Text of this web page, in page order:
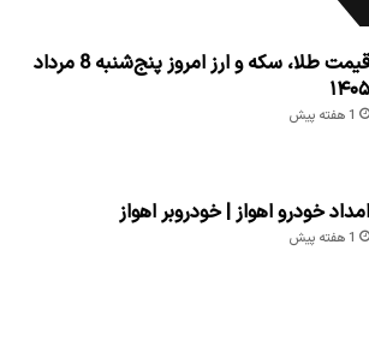
قیمت طلا، سکه و ارز امروز پنج‌شنبه 8 مرداد
۱۴۰۵
1 هفته پیش
امداد خودرو اهواز | خودروبر اهواز
1 هفته پیش